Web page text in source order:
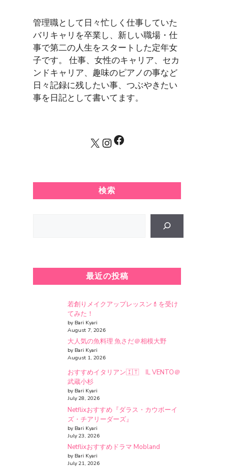
管理職として日々忙しく仕事していた
バリキャリを卒業し、新しい職場・仕
事で第二の人生をスタートした定年女
子です。 仕事、女性のキャリア、セカ
ンドキャリア、趣味のピアノの事など
日々記録に残したい事、つぶやきたい
事を日記として書いてます。
X Instagram
Facebook
検索
最近の投稿
若創りメイクアップレッスン💄を受け
てみた！
by Bari Kyari
August 7, 2026
大人気の魚料理 魚さだ＠相模大野
by Bari Kyari
August 1, 2026
おすすめイタリアン🇮🇹 IL VENTO＠
武蔵小杉
by Bari Kyari
July 28, 2026
Netflixおすすめ『ダラス・カウボーイ
ズ・チアリーダーズ』
by Bari Kyari
July 23, 2026
Netflixおすすめドラマ Mobland
by Bari Kyari
July 21, 2026